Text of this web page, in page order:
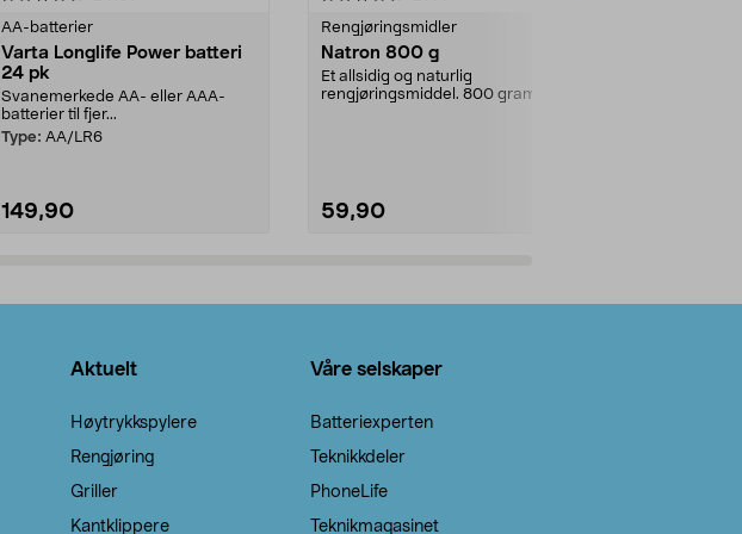
AA-batterier
Varta Longlife Power batteri
24 pk
Svanemerkede AA- eller AAA-
batterier til fjer...
Type: AA/LR6
149,90
Rengjøringsmidler
Natron 800 g
Et allsidig og naturlig
rengjøringsmiddel. 800 gram
59,90
Aktuelt
Høytrykkspylere
Rengjøring
Griller
Kantklippere
Våre selskaper
Batteriexperten
Teknikkdeler
PhoneLife
Teknikmagasinet